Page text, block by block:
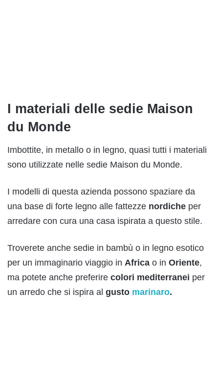
I materiali delle sedie Maison
du Monde
Imbottite, in metallo o in legno, quasi tutti i materiali
sono utilizzate nelle sedie Maison du Monde.
I modelli di questa azienda possono spaziare da
una base di forte legno alle fattezze nordiche per
arredare con cura una casa ispirata a questo stile.
Troverete anche sedie in bambù o in legno esotico
per un immaginario viaggio in Africa o in Oriente,
ma potete anche preferire colori mediterranei per
un arredo che si ispira al gusto marinaro.